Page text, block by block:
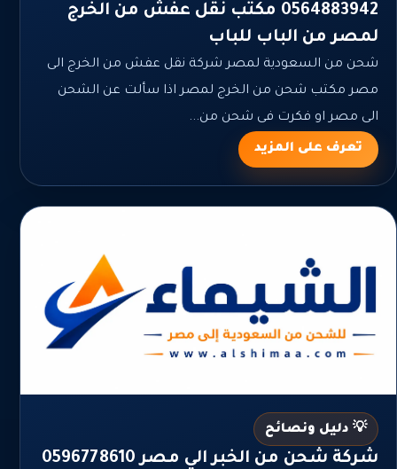
0564883942 مكتب نقل عفش من الخرج
لمصر من الباب للباب
شحن من السعودية لمصر شركة نقل عفش من الخرج الى
مصر مكتب شحن من الخرج لمصر اذا سألت عن الشحن
الى مصر او فكرت فى شحن من...
تعرف على المزيد
💡 دليل ونصائح
شركة شحن من الخبر الي مصر 0596778610